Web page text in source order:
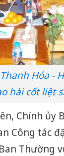
Hóa -
hài cốt liệt
Chính ủy
Công tác
Thường